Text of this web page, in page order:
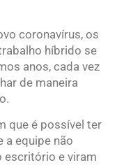
coronavírus, os
híbrido se
anos, cada vez
de maneira
que é possível ter
a equipe não
escritório e viram